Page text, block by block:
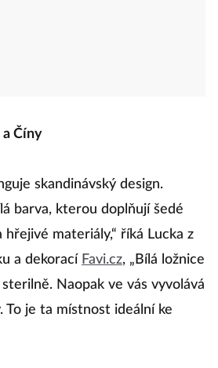
a Číny
skandinávský design.
barva, kterou doplňují šedé
materiály,“ říká Lucka z
a dekorací Favi.cz, „Bílá ložnice
Naopak ve vás vyvolává
To je ta místnost ideální ke